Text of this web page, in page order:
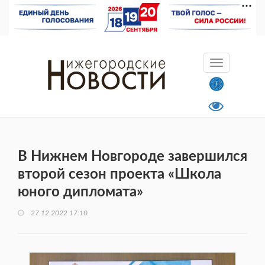
В Нижнем Новгороде завершился
второй сезон проекта «Школа
юного дипломата»
27.12.2022 17:10